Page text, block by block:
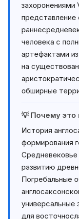
захоронениями
представление
человека с
артефактами
на
обширные
💡 Почему это
История
формирования
развитию
Погребальные
универсальные
для